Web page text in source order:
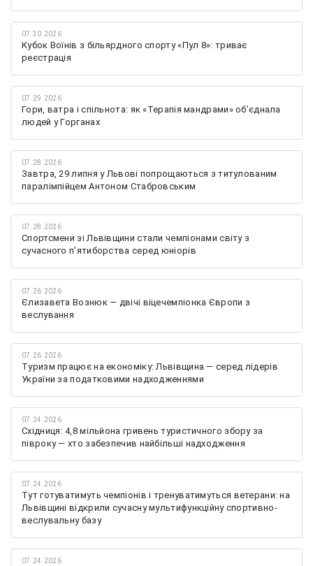
07.30.2026
Кубок Воїнів з більярдного спорту «Пул 8»: триває
реєстрація
07.29.2026
Гори, ватра і спільнота: як «Терапія мандрами» об’єднала
людей у Горганах
07.28.2026
Завтра, 29 липня у Львові попрощаються з титулованим
паралімпійцем Антоном Стабровським
07.28.2026
Спортсмени зі Львівщини стали чемпіонами світу з
сучасного п'ятиборства серед юніорів
07.26.2026
Єлизавета Вознюк — двічі віцечемпіонка Європи з
веслування
07.26.2026
Туризм працює на економіку: Львівщина — серед лідерів
України за податковими надходженнями
07.24.2026
Східниця: 4,8 мільйона гривень туристичного збору за
півроку — хто забезпечив найбільші надходження
07.24.2026
Тут готуватимуть чемпіонів і тренуватимуться ветерани: на
Львівщині відкрили сучасну мультифункційну спортивно-
веслувальну базу
07.24.2026